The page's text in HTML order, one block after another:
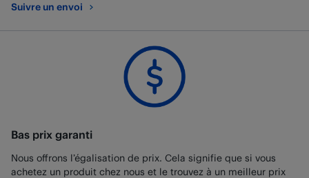
Suivre un envoi
Bas prix garanti
Nous offrons l’égalisation de prix. Cela signifie que si vous
achetez un produit chez nous et le trouvez à un meilleur prix